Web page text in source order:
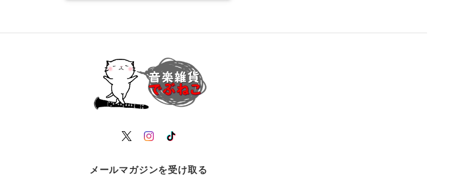
メールマガジンを受け取る